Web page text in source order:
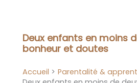
Deux enfants en moins
bonheur et doutes
Accueil
Parentalité &